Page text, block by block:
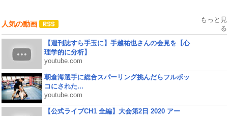
人気の動画
もっと見
る
【週刊誌すら手玉に】手越祐也さんの会見を【心
理学的に分析】
youtube.com
朝倉海選手に総合スパーリング挑んだらフルボッ
コにされた...
youtube.com
【公式ライブCH1 全編】大会第2日 2020 アー